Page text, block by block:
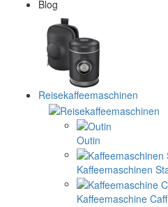
Blog
Reisekaffeemaschinen
Outin
Kaffeemaschinen
Kaffeemaschine